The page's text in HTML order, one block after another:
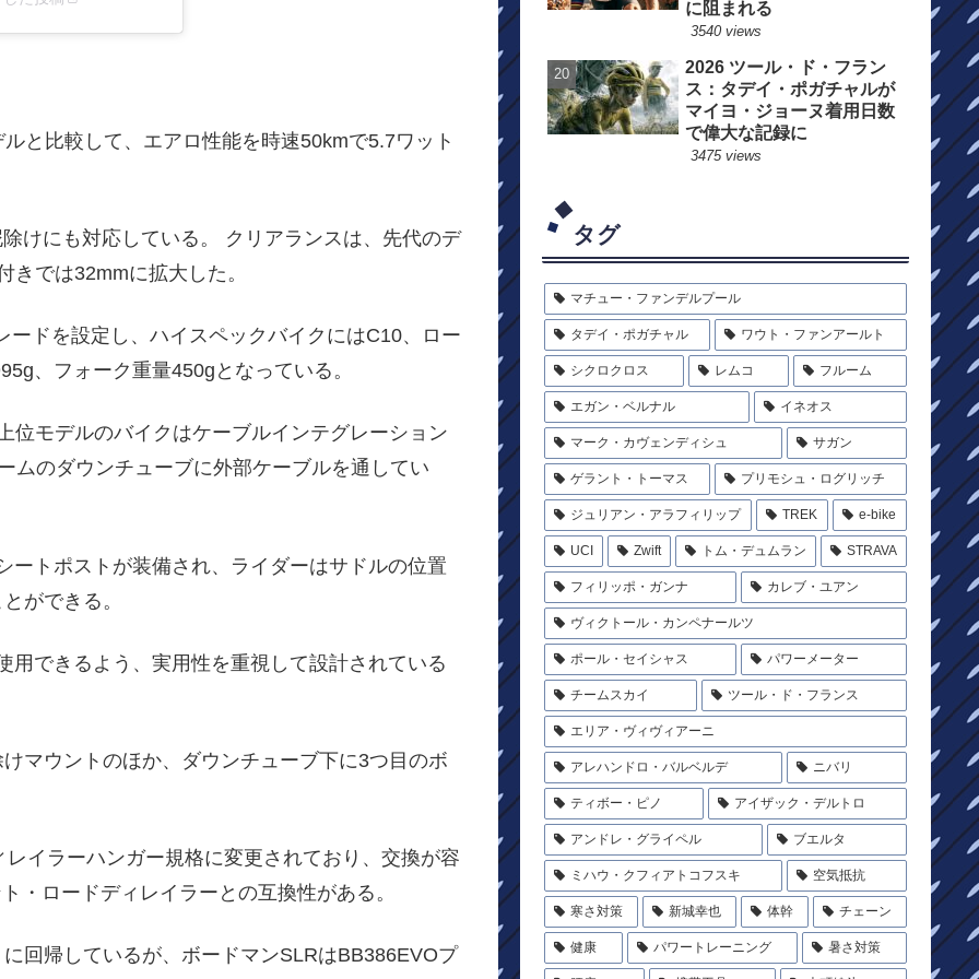
と比較して、エアロ性能を時速50kmで5.7ワット
けにも対応している。 クリアランスは、先代のデ
では32mmに拡大した。
ドを設定し、ハイスペックバイクにはC10、ロー
、フォーク重量450gとなっている。
位モデルのバイクはケーブルインテグレーション
ムのダウンチューブに外部ケーブルを通してい
トポストが装備され、ライダーはサドルの位置
ができる。
できるよう、実用性を重視して設計されている
マウントのほか、ダウンチューブ下に3つ目のボ
イラーハンガー規格に変更されており、交換が容
・ロードディレイラーとの互換性がある。
回帰しているが、ボードマンSLRはBB386EVOプ
に阻まれる
3540 views
2026 ツール・ド・フラン
ス：タデイ・ポガチャルが
マイヨ・ジョーヌ着用日数
で偉大な記録に
3475 views
タグ
マチュー・ファンデルプール
タデイ・ポガチャル ワウト・ファンアールト
シクロクロス レムコ フルーム
エガン・ベルナル イネオス
マーク・カヴェンディシュ サガン
ゲラント・トーマス プリモシュ・ログリッチ
ジュリアン・アラフィリップ TREK e-bike
UCI Zwift トム・デュムラン STRAVA
フィリッポ・ガンナ カレブ・ユアン
ヴィクトール・カンペナールツ
ポール・セイシャス パワーメーター
チームスカイ ツール・ド・フランス
エリア・ヴィヴィアーニ
アレハンドロ・バルベルデ ニバリ
ティボー・ピノ アイザック・デルトロ
アンドレ・グライペル ブエルタ
ミハウ・クフィアトコフスキ 空気抵抗
寒さ対策 新城幸也 体幹 チェーン
健康 パワートレーニング 暑さ対策